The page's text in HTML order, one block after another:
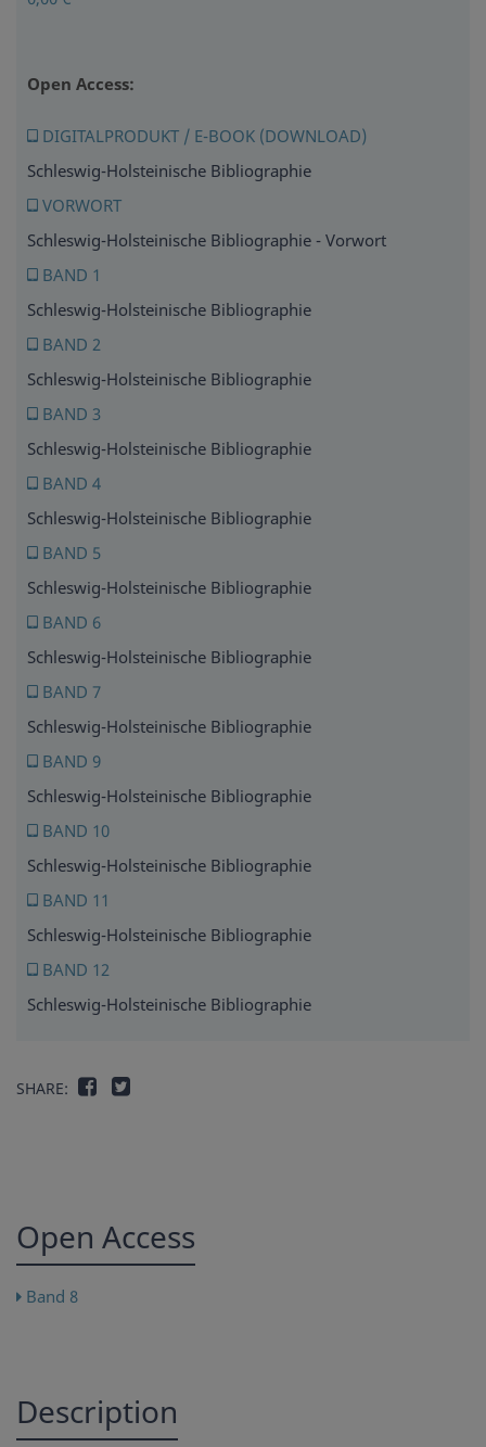
Open Access:
DIGITALPRODUKT / E-BOOK (DOWNLOAD)
Schleswig-Holsteinische Bibliographie
VORWORT
Schleswig-Holsteinische Bibliographie - Vorwort
BAND 1
Schleswig-Holsteinische Bibliographie
BAND 2
Schleswig-Holsteinische Bibliographie
BAND 3
Schleswig-Holsteinische Bibliographie
BAND 4
Schleswig-Holsteinische Bibliographie
BAND 5
Schleswig-Holsteinische Bibliographie
BAND 6
Schleswig-Holsteinische Bibliographie
BAND 7
Schleswig-Holsteinische Bibliographie
BAND 9
Schleswig-Holsteinische Bibliographie
BAND 10
Schleswig-Holsteinische Bibliographie
BAND 11
Schleswig-Holsteinische Bibliographie
BAND 12
Schleswig-Holsteinische Bibliographie
SHARE:
Open Access
Band 8
Description